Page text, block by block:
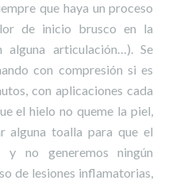
que haya un proceso
de inicio brusco en la
alguna articulación…). Se
con compresión si es
con aplicaciones cada
el hielo no queme la piel,
alguna toalla para que el
no generemos ningún
de lesiones inflamatorias,